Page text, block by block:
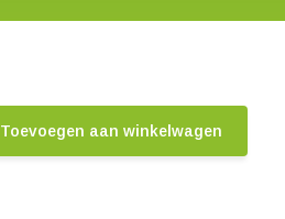
Toevoegen aan winkelwagen